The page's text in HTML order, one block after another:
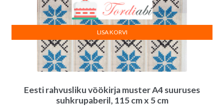
Eesti rahvusliku vöökirja muster A4 suuruses
suhkrupaberil, 115 cm x 5 cm
LISA KORVI